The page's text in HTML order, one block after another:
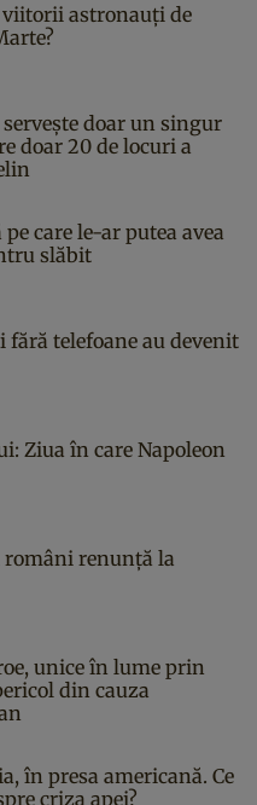
viitorii astronauți de
doar un singur
doar 20 de locuri a
care le-ar putea avea
slăbit
fără telefoane au devenit
Ziua în care Napoleon
renunță la
unice în lume prin
din cauza
în presa americană. Ce
criza apei?